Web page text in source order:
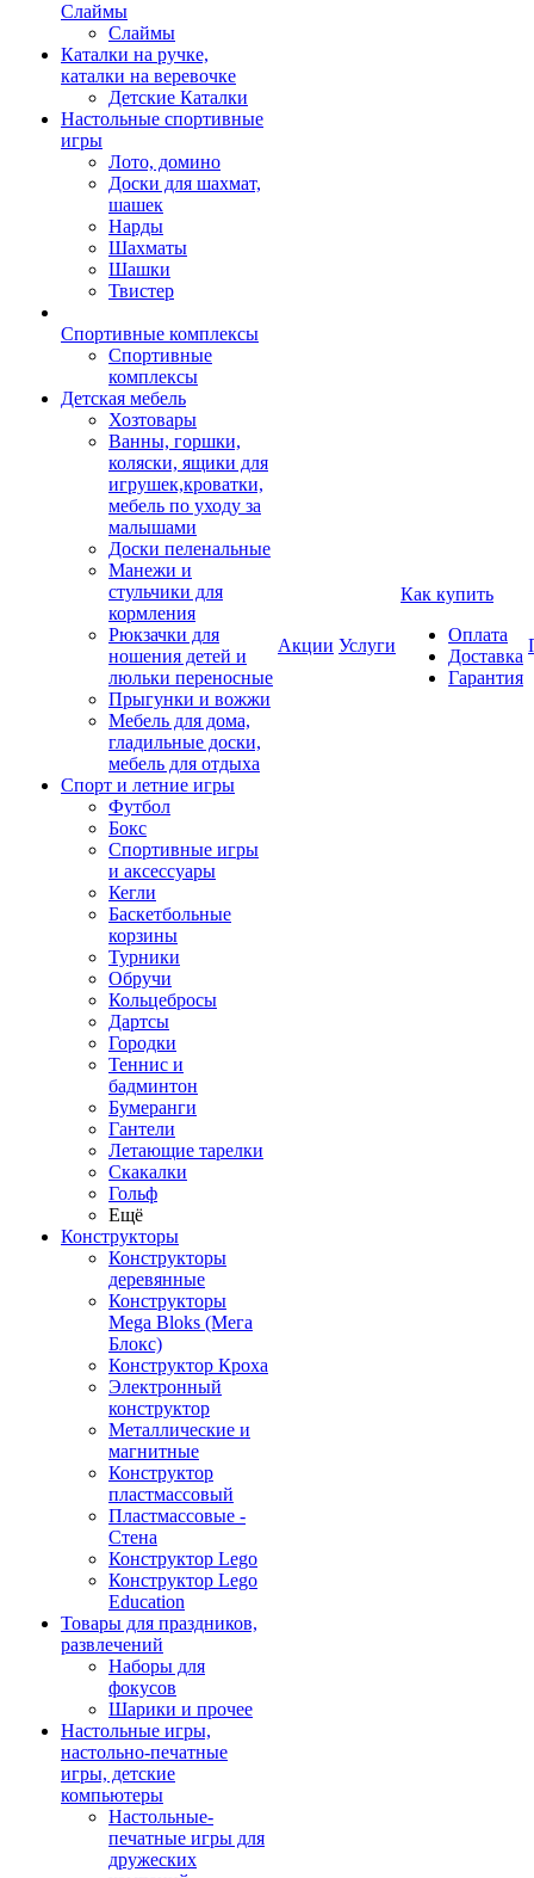
Слаймы
Слаймы
Каталки на ручке,
каталки на веревочке
Детские Каталки
Настольные спортивные
игры
Лото, домино
Доски для шахмат,
шашек
Нарды
Шахматы
Шашки
Твистер
Спортивные комплексы
Спортивные
комплексы
Детская мебель
Хозтовары
Ванны, горшки,
коляски, ящики для
игрушек,кроватки,
мебель по уходу за
малышами
Доски пеленальные
Манежи и
стульчики для
кормления
Рюкзачки для
ношения детей и
люльки переносные
Прыгунки и вожжи
Мебель для дома,
гладильные доски,
мебель для отдыха
Спорт и летние игры
Футбол
Бокс
Спортивные игры
и аксессуары
Кегли
Баскетбольные
корзины
Турники
Обручи
Кольцебросы
Дартсы
Городки
Теннис и
бадминтон
Бумеранги
Гантели
Летающие тарелки
Скакалки
Гольф
Ещё
Конструкторы
Конструкторы
деревянные
Конструкторы
Mega Bloks (Мега
Блокс)
Конструктор Кроха
Электронный
конструктор
Металлические и
магнитные
Конструктор
пластмассовый
Пластмассовые -
Стена
Конструктор Lego
Конструктор Lego
Education
Товары для праздников,
развлечений
Наборы для
фокусов
Шарики и прочее
Настольные игры,
настольно-печатные
игры, детские
компьютеры
Настольные-
печатные игры для
дружеских
Акции Услуги
Как купить
Оплата
Доставка
Гарантия